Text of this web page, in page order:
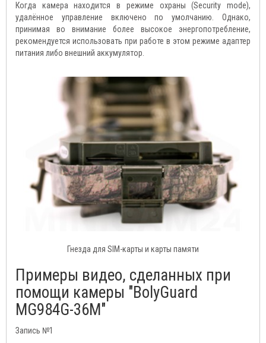
Когда камера находится в режиме охраны (Security mode),
удалённое управление включено по умолчанию. Однако,
принимая во внимание более высокое энергопотребление,
рекомендуется использовать при работе в этом режиме адаптер
питания либо внешний аккумулятор.
Гнезда для SIM-карты и карты памяти
Примеры видео, сделанных при
помощи камеры "BolyGuard
MG984G-36M"
Запись №1